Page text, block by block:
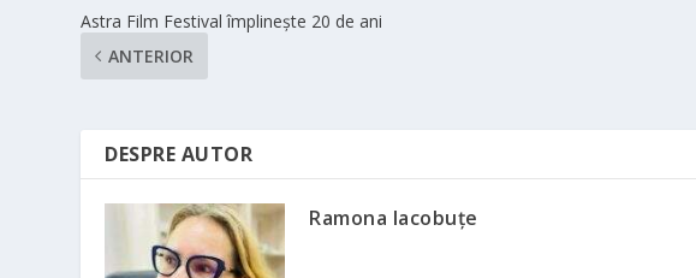
Astra Film Festival împlinește 20 de ani
ANTERIOR
DESPRE AUTOR
Ramona Iacobuțe